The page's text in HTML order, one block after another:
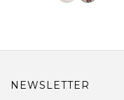
NEWSLETTER